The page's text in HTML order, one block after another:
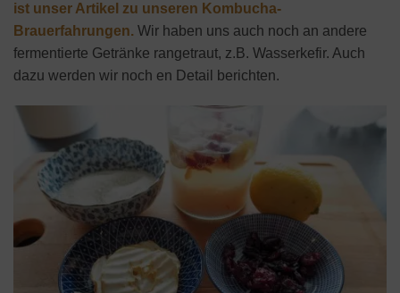
ist unser Artikel zu unseren Kombucha-
Brauerfahrungen. Wir haben uns auch noch an andere
fermentierte Getränke rangetraut, z.B. Wasserkefir. Auch
dazu werden wir noch en Detail berichten.